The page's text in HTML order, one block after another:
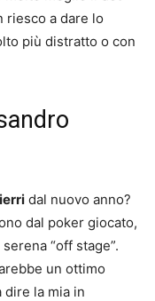
riesco a dare lo
più distratto o con
dal nuovo anno?
dal poker giocato,
“off stage”.
un ottimo
la mia in